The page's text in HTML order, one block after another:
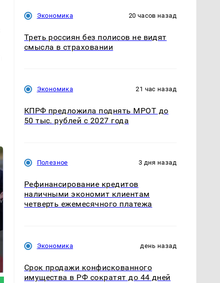
Такую зиму в России
так?!
Как выглядит место
Экономика 20 часов назад
Треть россиян без полисов не видят
смысла в страховании
Экономика 21 час назад
КПРФ предложила поднять МРОТ до
50 тыс. рублей с 2027 года
Полезное 3 дня назад
Рефинансирование кредитов
наличными экономит клиентам
четверть ежемесячного платежа
Экономика день назад
Срок продажи конфискованного
имущества в РФ сократят до 44 дней